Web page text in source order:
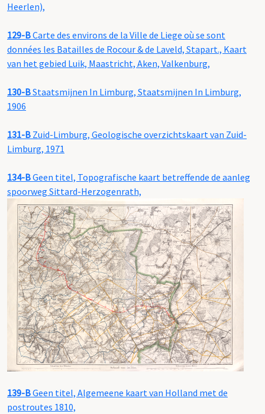
Heerlen),
129-BCarte des environs de la Ville de Liege où se sont
données les Batailles de Rocour & de Laveld, Stapart., Kaart
van het gebied Luik, Maastricht, Aken, Valkenburg,
130-BStaatsmijnen In Limburg, Staatsmijnen In Limburg,
1906
131-B Zuid-Limburg, Geologische overzichtskaart van Zuid-
Limburg, 1971
134-BGeen titel, Topografische kaart betreffende de aanleg
spoorweg Sittard-Herzogenrath,
139-BGeen titel, Algemeene kaart van Holland met de
postroutes 1810,